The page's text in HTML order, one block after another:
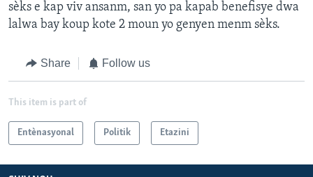
sèks e kap viv ansanm, san yo pa kapab benefisye dwa
lalwa bay koup kote 2 moun yo genyen menm sèks.
Share Follow us
This item is part of
Entènasyonal Politik Etazini